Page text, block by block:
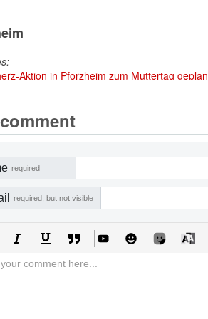
Aktion in Pforzheim zum Muttertag
required
required, but not visible